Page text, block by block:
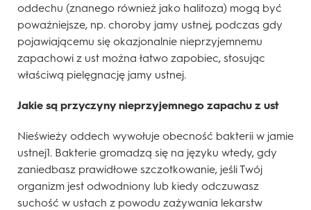
oddechu (znanego również jako halitoza) mogą być
poważniejsze, np. choroby jamy ustnej, podczas gdy
pojawiającemu się okazjonalnie nieprzyjemnemu
zapachowi z ust można łatwo zapobiec, stosując
właściwą pielęgnację jamy ustnej.
Jakie są przyczyny nieprzyjemnego zapachu z ust
Nieświeży oddech wywołuje obecność bakterii w jamie
ustnej1. Bakterie gromadzą się na języku wtedy, gdy
zaniedbasz prawidłowe szczotkowanie, jeśli Twój
organizm jest odwodniony lub kiedy odczuwasz
suchość w ustach z powodu zażywania lekarstw